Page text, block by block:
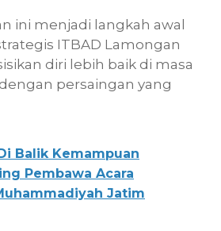
ini menjadi langkah awal
ITBAD Lamongan
diri lebih baik di masa
persaingan yang
Balik Kemampuan
Pembawa Acara
Jatim